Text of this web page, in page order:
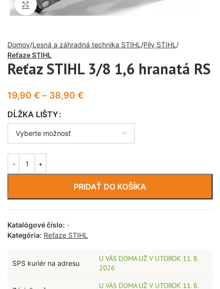
Click to enlarge
Domov Lesná a záhradná technika STIHL Píly STIHL
Reťaze STIHL
Reťaz STIHL 3/8 1,6 hranatá RS
19,90 € – 38,90 €
DĹŽKA LIŠTY
PRIDAŤ DO KOŠÍKA
Katalógové číslo: -
Kategória: Reťaze STIHL
SPS kuriér na adresu
U VÁS DOMA UŽ V UTOROK 11. 8.
2026
U VÁS DOMA UŽ V UTOROK 11. 8.